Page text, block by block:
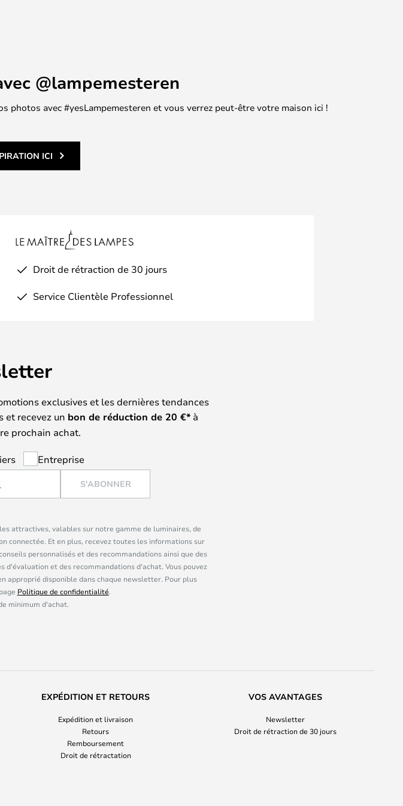
@lampemesteren
photos avec #yesLampemesteren et vous verrez peut-être votre maison ici !
ICI
Droit de rétraction de 30 jours
Service Clientèle Professionnel
exclusives et les dernières tendances
et recevez un bon de réduction de 20 €* à
prochain achat.
Entreprise
S'ABONNER
attractives, valables sur notre gamme de luminaires, de
connectée. Et en plus, recevez toutes les informations sur
personnalisés et des recommandations ainsi que des
d'évaluation et des recommandations d'achat. Vous pouvez
disponible dans chaque newsletter. Pour plus
Politique de confidentialité.
minimum d'achat.
EXPÉDITION ET RETOURS
Expédition et livraison
Retours
Remboursement
Droit de rétractation
VOS AVANTAGES
Newsletter
Droit de rétraction de 30 jours